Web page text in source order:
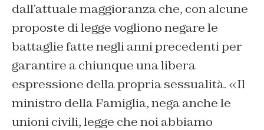
dall’attuale maggioranza che, con alcune
proposte di legge vogliono negare le
battaglie fatte negli anni precedenti per
garantire a chiunque una libera
espressione della propria sessualità. «Il
ministro della Famiglia, nega anche le
unioni civili, legge che noi abbiamo